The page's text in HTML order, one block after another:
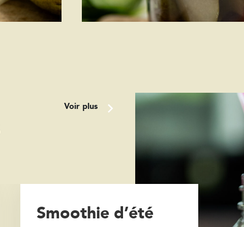
Voir plus
Smoothie d’été